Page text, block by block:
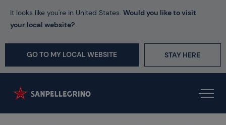
It looks like you're in United States. Would you like to visit
your local website?
GO TO MY LOCAL WEBSITE STAY HERE